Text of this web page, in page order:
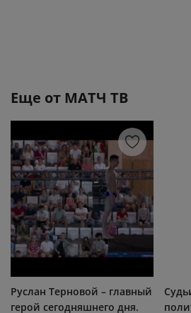
Еще от МАТЧ ТВ
Руслан Терновой – главный
герой сегодняшнего дня.